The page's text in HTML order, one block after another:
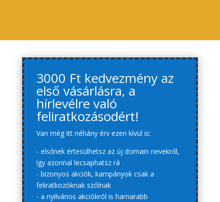
3000 Ft kedvezmény az
első vásárlásra, a
hírlevélre való
feliratkozásodért!
Van még itt néhány érv ezen kívül is:
- elsőnek értesülhetsz az új domain nevekről,
így azonnal lecsaphatsz rá
- bizonyos akciók, kampányok csak a
feliratkozóknak szólnak
- a nyilvános akciókról is hamarabb